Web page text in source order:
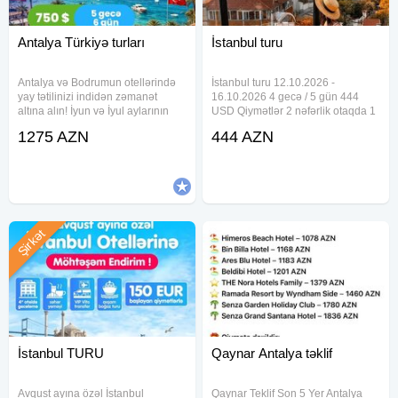
• Duja Bodrum 5* — 1035 USD
Antalya Türkiyə turları
Antalya və Bodrumun otellərində
yay tətilinizi indidən zəmanət
altına alın! İyun və İyul aylarının
lüks istirahətlə, Crystal-dan Rixos-
1275 AZN
İstanbul turu
İstanbul turu 12.10.2026 -
16.10.2026 4 gecə / 5 gün 444
USD Qiymətlər 2 nəfərlik otaqda 1
Tur paketə daxildir Otelde
444 AZN
İstanbul TURU
Avqust ayına özəl İstanbul
Şirkət
Qaynar Antalya təklif
Qaynar Teklif Son 5 Yer Antalya